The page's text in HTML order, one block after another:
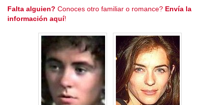
Falta alguien? Conoces otro familiar o romance? Envía la
información aquí!